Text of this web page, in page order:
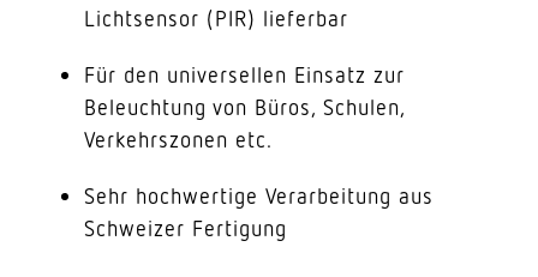
Lichtsensor (PIR) lieferbar
Für den universellen Einsatz zur
Beleuchtung von Büros, Schulen,
Verkehrszonen etc.
Sehr hochwertige Verarbeitung aus
Schweizer Fertigung